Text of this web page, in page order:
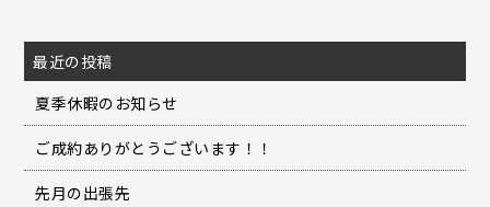
最近の投稿
夏季休暇のお知らせ
ご成約ありがとうございます！！
先月の出張先